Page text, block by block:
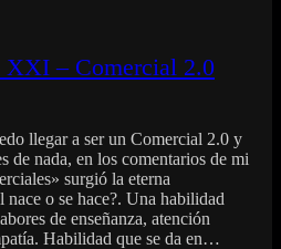
XXI – Comercial 2.0
llegar a ser un Comercial 2.0 y
de nada, en los comentarios de mi
surgió la eterna
o se hace?. Una habilidad
de enseñanza, atención
Habilidad que se da en…